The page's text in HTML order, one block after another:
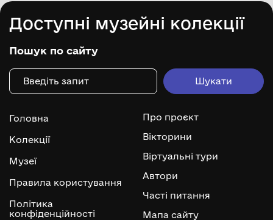
Доступні музейні колекції
Пошук по сайту
Головна
Колекції
Музеї
Правила користування
Політика
конфіденційності
Про проєкт
Вікторини
Віртуальні тури
Автори
Часті питання
Мапа сайту